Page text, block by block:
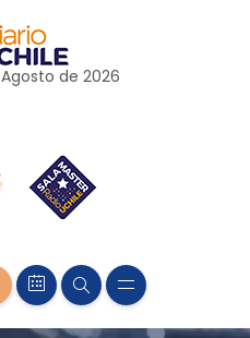
Agosto de 2026